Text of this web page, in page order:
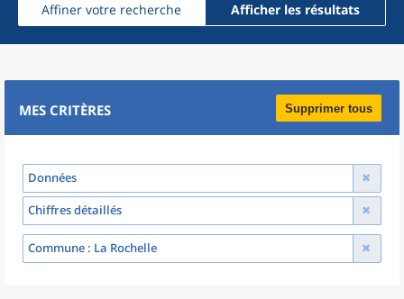
Affiner votre recherche Afficher les résultats
MES CRITÈRES Supprimer tous
Données
Chiffres détaillés
Commune : La Rochelle